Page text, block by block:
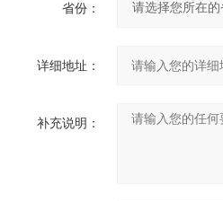
省份：
详细地址：
补充说明：